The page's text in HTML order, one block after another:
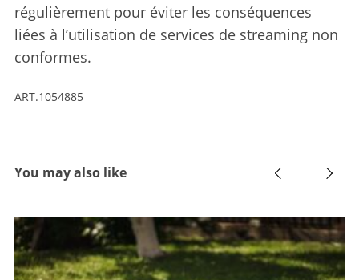
régulièrement pour éviter les conséquences
liées à l’utilisation de services de streaming non
conformes.
ART.1054885
You may also like